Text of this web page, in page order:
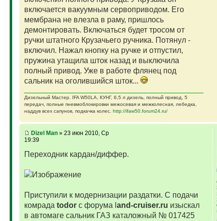
включается вакуумным сервоприводом. Его
мембрана не влезла в раму, пришлось
демонтировать. Включаться будет тросом от
ручки штатного Крузачьего ручника. Потянул -
включил. Нажал кнопку на ручке и отпустил,
пружина утащила шток назад и выключила
полный привод. Уже в работе флянец под
сальник на оголившийся шток...
Дизельный Мастер. IFA W50LA, КУНГ, 6,5 л дизель, полный привод, 5
передач, полные пневмоблокировки межосевая и межколесная, лебедка,
наддув всех сапунов, подкачка колес. http://ifaw50.forum24.ru/
Dizel Man» 23 июн 2010, Ср
19:39
Переходник кардан/диффер.
Приступили к модернизации раздатки. С подачи
комрада todorс форума l and-cruiser.ru изыскал
в автомаге сальник ГАЗ каталожный № 017425